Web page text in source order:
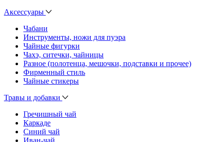
Аксессуары
Чабани
Инструменты, ножи для пуэра
Чайные фигурки
Чахэ, ситечки, чайницы
Разное (полотенца, мешочки, подставки и прочее)
Фирменный стиль
Чайные стикеры
Травы и добавки
Гречишный чай
Каркаде
Синий чай
Иван-чай